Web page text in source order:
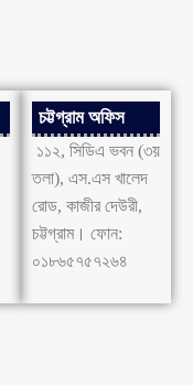
চট্টগ্রাম অফিস
১১২, সিডিএ ভবন (৩য়
তলা), এস.এস খালেদ
রোড, কাজীর দেউরী,
চট্টগ্রাম। ফোন:
০১৮৬৫৭৫৭২৬৪